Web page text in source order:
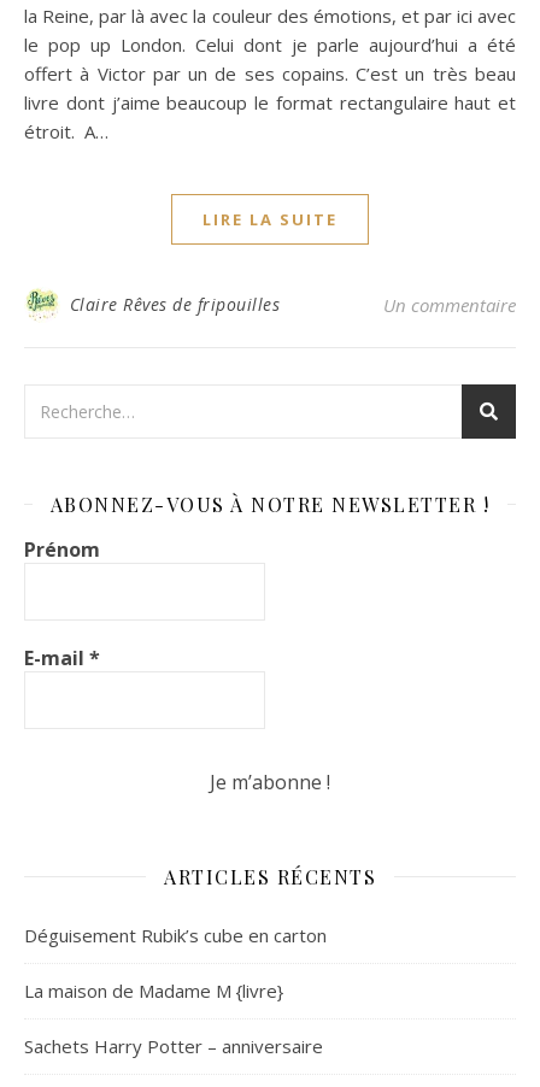
la Reine, par là avec la couleur des émotions, et par ici avec
le pop up London. Celui dont je parle aujourd’hui a été
offert à Victor par un de ses copains. C’est un très beau
livre dont j’aime beaucoup le format rectangulaire haut et
étroit. A…
LIRE LA SUITE
Claire Rêves de fripouilles Un commentaire
ABONNEZ-VOUS À NOTRE NEWSLETTER !
Prénom
E-mail *
ARTICLES RÉCENTS
Déguisement Rubik’s cube en carton
La maison de Madame M {livre}
Sachets Harry Potter – anniversaire